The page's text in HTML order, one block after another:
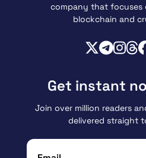
company that focuses
blockchain and
Get instant
Join over million readers
delivered straight